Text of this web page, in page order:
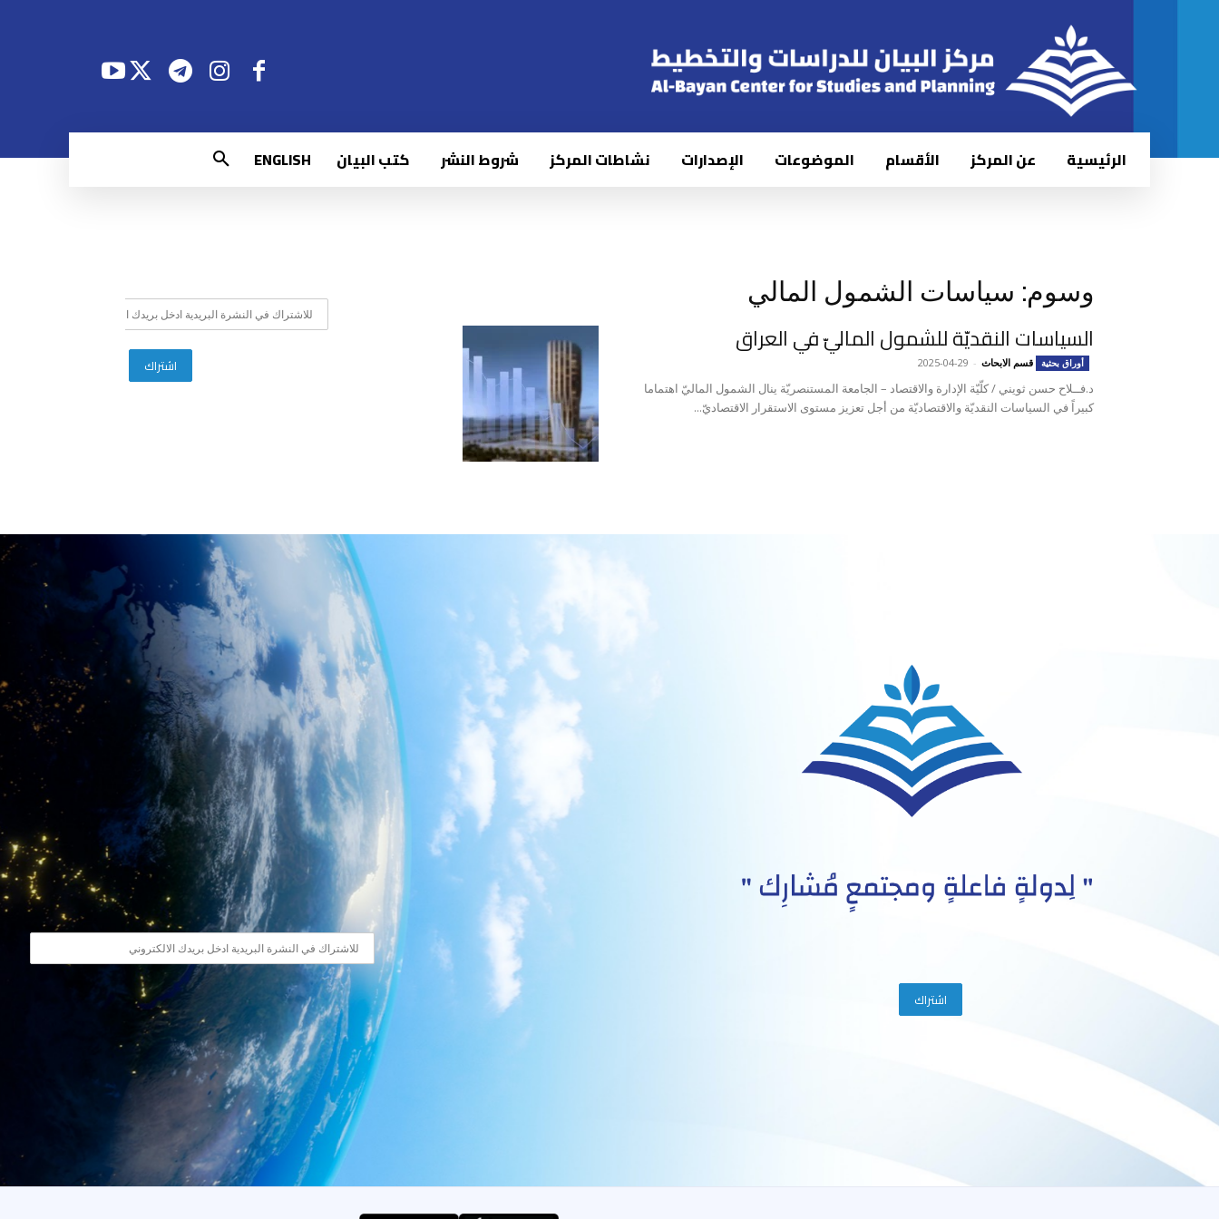
الرئيسية عن المركز الأقسام الموضوعات الإصدارات نشاطات المركز شروط النشر كتب البيان ENGLISH
وسوم: سياسات الشمول المالي
السياسات النقديّة للشمول الماليّ في العراق
أوراق بحثية قسم الابحاث -
2025-04-29
د.فــلاح حسن ثويني / كلّيّة الإدارة والاقتصاد – الجامعة المستنصريّة ينال الشمول الماليّ اهتماما
كبيراً في السياسات النقديّة والاقتصاديّة من أجل تعزيز مستوى الاستقرار الاقتصاديّ...